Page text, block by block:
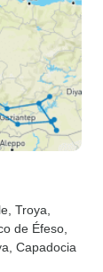
, Troya
de Éfeso
, Capadocia